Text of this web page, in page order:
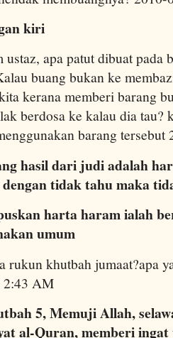
kiri
ustaz, apa patut dibuat pada
buang bukan ke
kerana memberi barang
berdosa ke kalau dia tau?
barang
hasil dari judi adalah
tidak tahu maka
harta haram ialah
umum
rukun khutbah jumaat?apa
2:43 AM
5, Memuji Allah,
al-Quran, memberi